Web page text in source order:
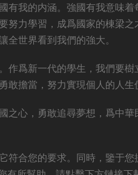
有我的内涵。強國有我意味
努力學習，成爲國家的棟梁
全世界看到我們的強大。
作爲新一代的學生，我們要
敢擔當，努力實現個人的人生
之心，勇敢追尋夢想，爲中
符合您的要求。同時，鑒于您